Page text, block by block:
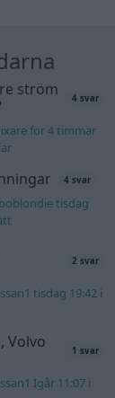
ström
4 svar
för 4 timmar
4 svar
tisdag
2 svar
tisdag 19:42i
Volvo
1 svar
Igår 11:07i